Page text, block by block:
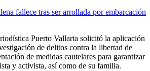
fallece tras ser arrollada por embarcación
Puerto Vallarta solicitó la aplicación
de delitos contra la libertad de
de medidas cautelares para garantizar
y activista, así como de su familia.